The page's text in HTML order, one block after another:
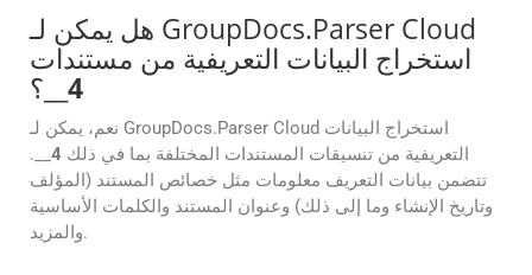
هل يمكن لـ GroupDocs.Parser Cloud
استخراج البيانات التعريفية من مستندات
4 __؟
نعم، يمكن لـ GroupDocs.Parser Cloud استخراج البيانات
التعريفية من تنسيقات المستندات المختلفة بما في ذلك 4
__.
تتضمن بيانات التعريف معلومات مثل خصائص المستند (المؤلف
وتاريخ الإنشاء وما إلى ذلك) وعنوان المستند والكلمات الأساسية
والمزيد.